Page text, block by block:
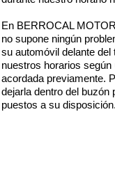
En BERROCAL
no supone ningún
su automóvil delante del
nuestros horarios según
acordada previamente.
dejarla dentro del buzón
puestos a su